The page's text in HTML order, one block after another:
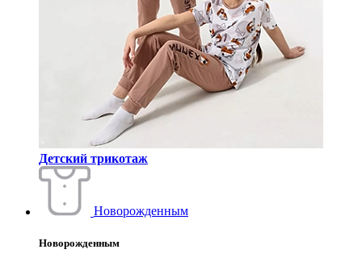
Детский трикотаж
Новорожденным
Новорожденным